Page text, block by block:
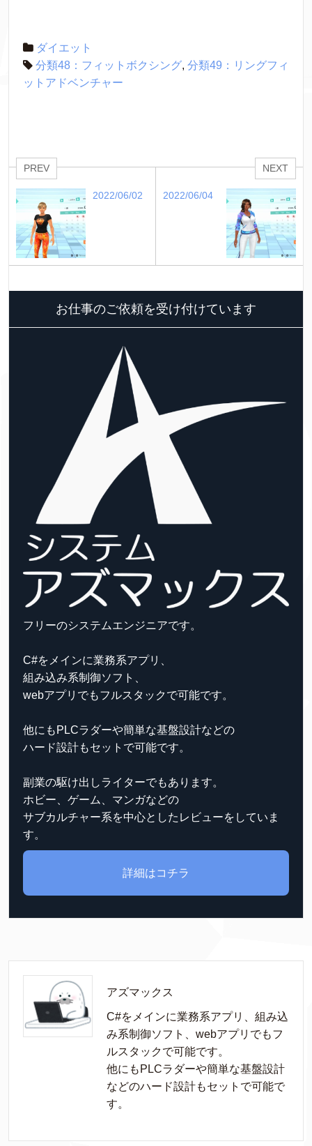
ダイエット
分類48：フィットボクシング, 分類49：リングフィ
ットアドベンチャー
PREV
2022/06/02
NEXT
2022/06/04
お仕事のご依頼を受け付けています
フリーのシステムエンジニアです。
C#をメインに業務系アプリ、
組み込み系制御ソフト、
webアプリでもフルスタックで可能です。
他にもPLCラダーや簡単な基盤設計などの
ハード設計もセットで可能です。
副業の駆け出しライターでもあります。
ホビー、ゲーム、マンガなどの
サブカルチャー系を中心としたレビューをしていま
す。
詳細はコチラ
アズマックス
C#をメインに業務系アプリ、組み込
み系制御ソフト、webアプリでもフ
ルスタックで可能です。
他にもPLCラダーや簡単な基盤設計
などのハード設計もセットで可能で
す。